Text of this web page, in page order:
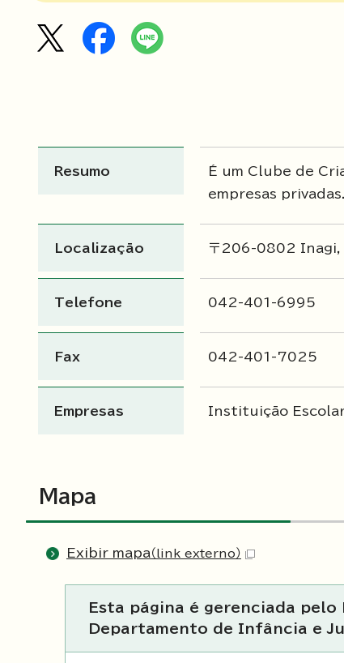
Resumo
É um Clube de
empresas privadas.
Localização 〒206-0802
Telefone 042-401-6995
Fax 042-401-7025
Empresas Instituição
Mapa
Exibir mapa （link externo）
Esta página é gerenciada
Departamento de Infância e